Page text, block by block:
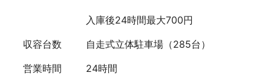
入庫後24時間最大700円
収容台数
自走式立体駐車場（285台）
営業時間
24時間